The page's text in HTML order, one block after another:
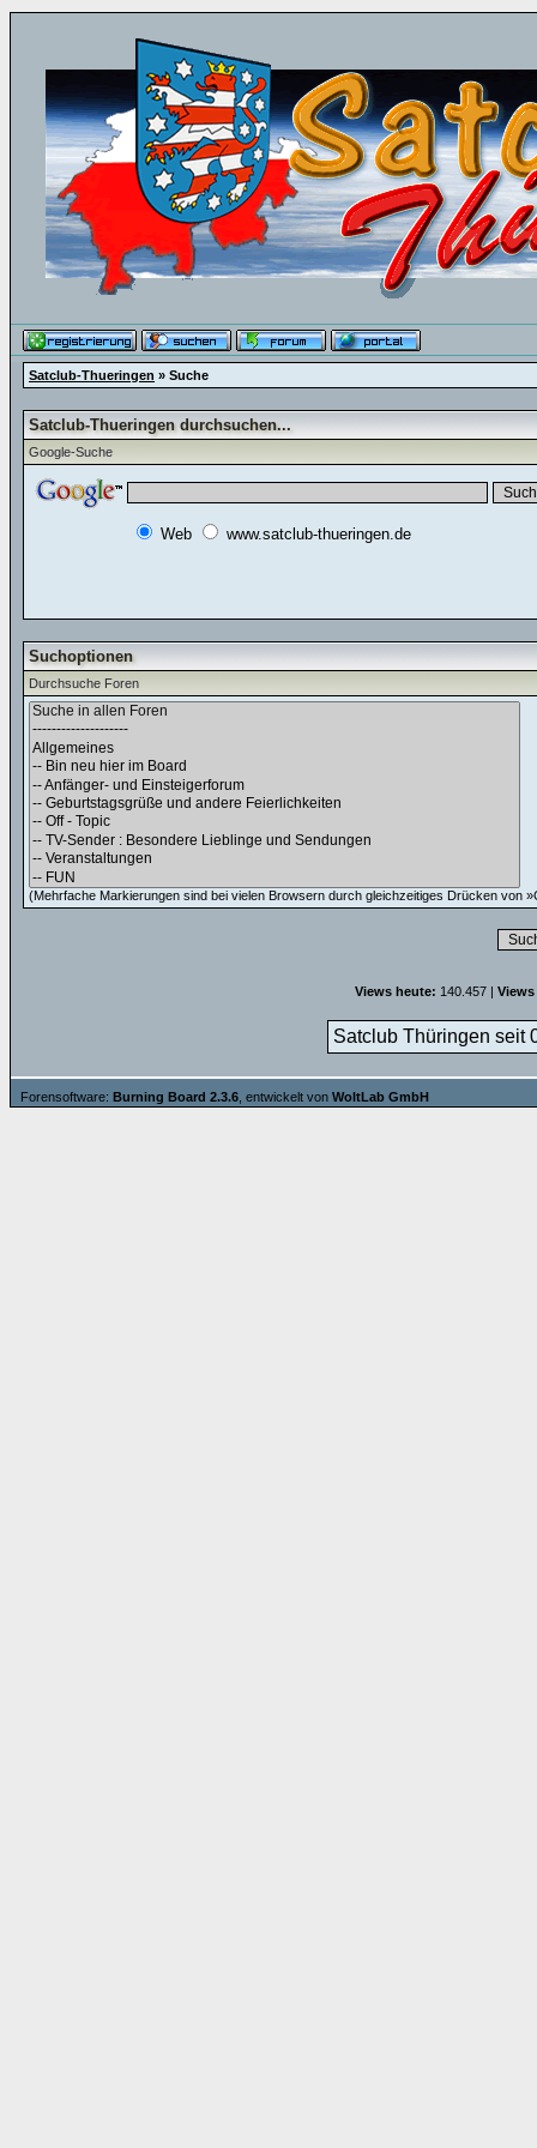
Satclub-Thueringen » Suche
Satclub-Thueringen durchsuchen...
Google-Suche
Web www.satclub-thueringen.de
Suchoptionen
Durchsuche Foren
(Mehrfache Markierungen sind bei vielen Browsern durch gleichzeitiges Drücken von
Views heute: 140.457 |
Satclub Thüringen seit
Forensoftware: Burning Board 2.3.6 , entwickelt von WoltLab GmbH